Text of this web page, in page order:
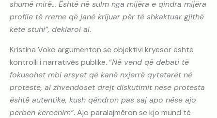
shumë mirë… Është në sulm nga mijëra e qindra mijëra
profile të rreme që janë krijuar për të shkaktuar gjithë
këtë stuhi”, deklaroi ai.
Kristina Voko argumenton se objektivi kryesor është
kontrolli i narrativës publike. “Në vend që debati të
fokusohet mbi arsyet që kanë nxjerrë qytetarët në
protestë, ai zhvendoset drejt diskutimit nëse protesta
është autentike, kush qëndron pas saj apo nëse ajo
përbën kërcënim”. Ajo paralajmëron se kjo mund të